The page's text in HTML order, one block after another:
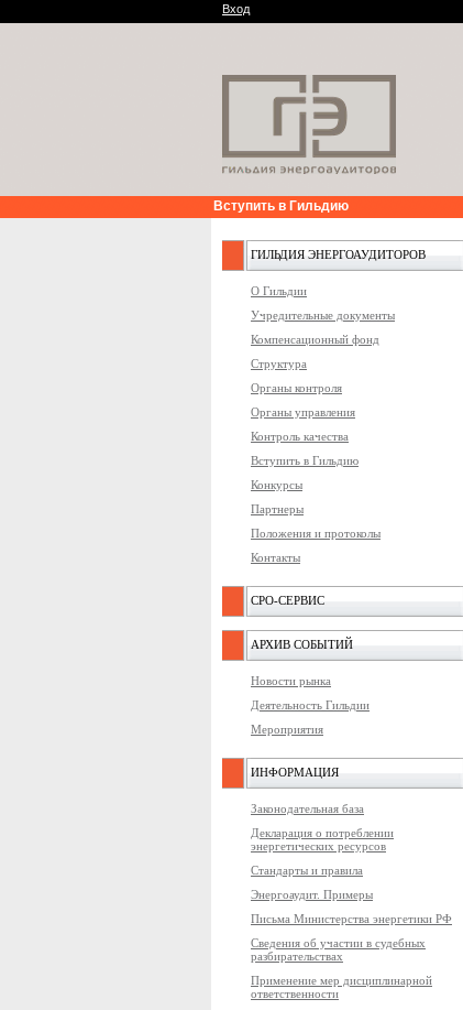
Вход
Вступить в Гильдию
ГИЛЬДИЯ ЭНЕРГОАУДИТОРОВ
О Гильдии
Учредительные документы
Компенсационный фонд
Структура
Органы контроля
Органы управления
Контроль качества
Вступить в Гильдию
Конкурсы
Партнеры
Положения и протоколы
Контакты
СРО-СЕРВИС
АРХИВ СОБЫТИЙ
Новости рынка
Деятельность Гильдии
Мероприятия
ИНФОРМАЦИЯ
Законодательная база
Декларация о потреблении
энергетических ресурсов
Стандарты и правила
Энергоаудит. Примеры
Письма Министерства энергетики РФ
Сведения об участии в судебных
разбирательствах
Применение мер дисциплинарной
ответственности